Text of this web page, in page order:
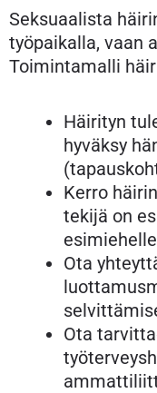
Seksuaalista
työpaikalla, vaan
Toimintamalli
Häirityn
hyväksy
Kerro
tekijä on
Ota
Ota